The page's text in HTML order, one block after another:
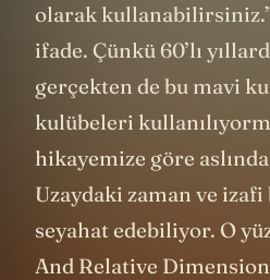
olarak
ifade. Çünkü 60’lı
gerçekten de bu mavi
kulübeleri
hikayemize göre
Uzaydaki zaman ve
seyahat edebiliyor. O
And Relative Dimension